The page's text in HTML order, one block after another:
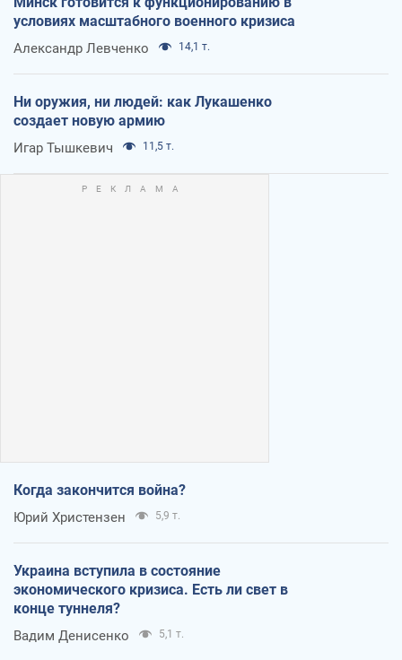
условиях масштабного военного кризиса
Александр Левченко 14,1 т.
Ни оружия, ни людей: как Лукашенко
создает новую армию
Игар Тышкевич 11,5 т.
Когда закончится война?
Юрий Христензен 5,9 т.
Украина вступила в состояние
экономического кризиса. Есть ли свет в
конце туннеля?
Вадим Денисенко 5,1 т.